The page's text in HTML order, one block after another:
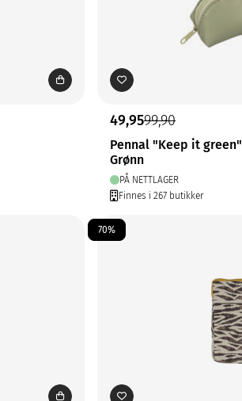
49,9599,90
Pennal "Keep it green"
Grønn
PÅ NETTLAGER
Finnes i 267 butikker
70%